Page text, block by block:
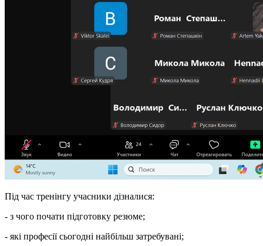
Під час тренінгу учасники дізналися:
- з чого почати підготовку резюме;
- які професії сьогодні найбільш затребувані;